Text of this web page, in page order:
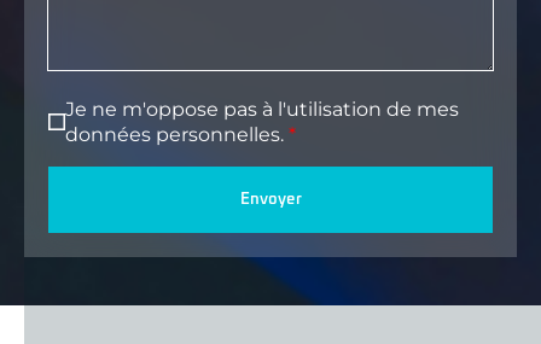
Je ne m'oppose pas à l'utilisation de mes
données personnelles.
Envoyer